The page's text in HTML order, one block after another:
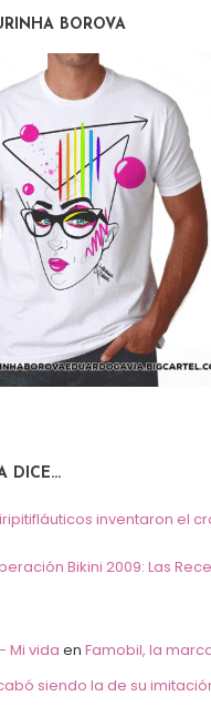
BOROVA
DICE…
inventaron el
Bikini 2009: Las
Mi vida en Famobil, la
siendo la de su